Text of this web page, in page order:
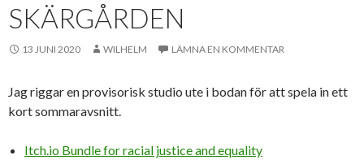
SKÄRGÅRDEN
13 JUNI 2020 WILHELM LÄMNA EN KOMMENTAR
Jag riggar en provisorisk studio ute i bodan för att spela in ett
kort sommaravsnitt.
Itch.io Bundle for racial justice and equality